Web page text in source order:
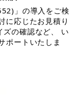
」の導入をご検
に応じたお見積り
ズの確認など、 い
ポートいたしま